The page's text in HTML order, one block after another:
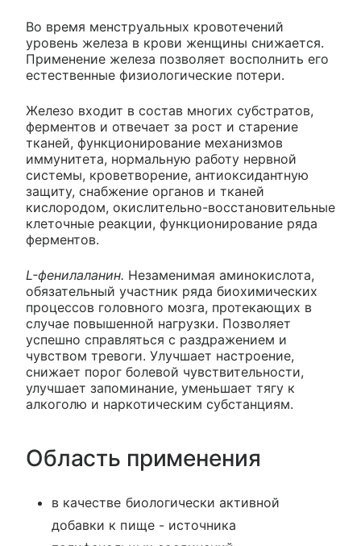
Во время менструальных кровотечений
уровень железа в крови женщины снижается.
Применение железа позволяет восполнить его
естественные физиологические потери.
Железо входит в состав многих субстратов,
ферментов и отвечает за рост и старение
тканей, функционирование механизмов
иммунитета, нормальную работу нервной
системы, кроветворение, антиоксидантную
защиту, снабжение органов и тканей
кислородом, окислительно-восстановительные
клеточные реакции, функционирование ряда
ферментов.
L-фенилаланин. Незаменимая аминокислота,
обязательный участник ряда биохимических
процессов головного мозга, протекающих в
случае повышенной нагрузки. Позволяет
успешно справляться с раздражением и
чувством тревоги. Улучшает настроение,
снижает порог болевой чувствительности,
улучшает запоминание, уменьшает тягу к
алкоголю и наркотическим субстанциям.
Область применения
в качестве биологически активной
добавки к пище - источника